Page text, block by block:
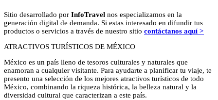
Sitio desarrollado por InfoTravel nos especializamos en la
generación digital de demanda. Si estas interesado en difundir tus
productos o servicios a través de nuestro sitio contáctanos aquí >
ATRACTIVOS TURÍSTICOS DE MÉXICO
México es un país lleno de tesoros culturales y naturales que
enamoran a cualquier visitante. Para ayudarte a planificar tu viaje, te
presento una selección de los mejores atractivos turísticos de todo
México, combinando la riqueza histórica, la belleza natural y la
diversidad cultural que caracterizan a este país.